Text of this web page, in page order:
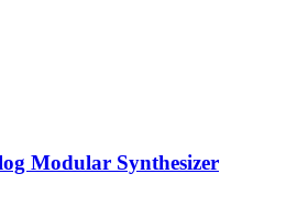
Modular Synthesizer